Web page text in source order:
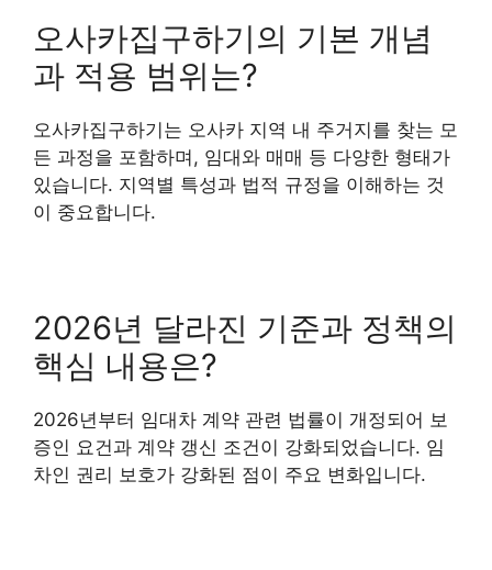
오사카집구하기의 기본 개념
과 적용 범위는?
오사카집구하기는 오사카 지역 내 주거지를 찾는 모
든 과정을 포함하며, 임대와 매매 등 다양한 형태가
있습니다. 지역별 특성과 법적 규정을 이해하는 것
이 중요합니다.
2026년 달라진 기준과 정책의
핵심 내용은?
2026년부터 임대차 계약 관련 법률이 개정되어 보
증인 요건과 계약 갱신 조건이 강화되었습니다. 임
차인 권리 보호가 강화된 점이 주요 변화입니다.